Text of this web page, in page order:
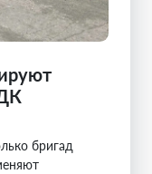
бригад